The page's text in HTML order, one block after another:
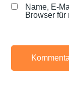
Name, E-
Browser